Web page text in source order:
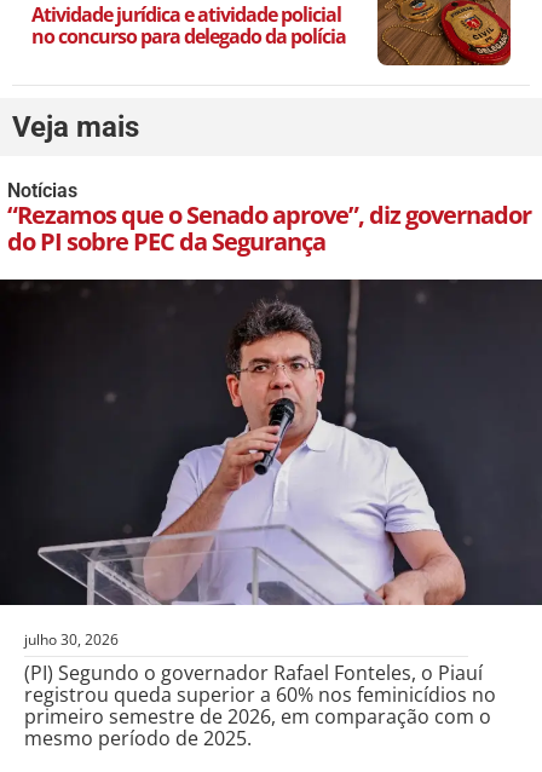
Atividade jurídica e atividade policial
no concurso para delegado da polícia
Veja mais
Notícias
“Rezamos que o Senado aprove”, diz governador
do PI sobre PEC da Segurança
julho 30, 2026
(PI) Segundo o governador Rafael Fonteles, o Piauí
registrou queda superior a 60% nos feminicídios no
primeiro semestre de 2026, em comparação com o
mesmo período de 2025.